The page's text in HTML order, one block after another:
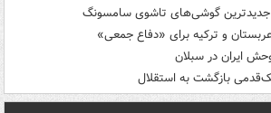
گوشی‌های تاشوی سامسونگ
و ترکیه برای «دفاع جمعی»
ایران در سبلان
یک‌قدمی بازگشت به استقلال